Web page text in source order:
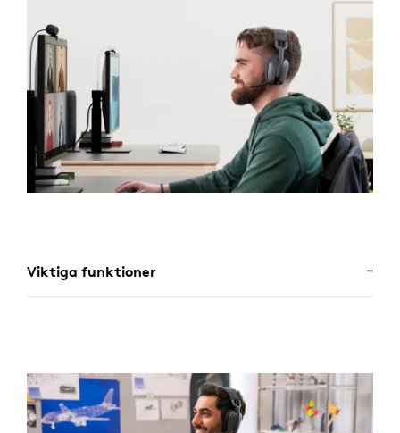
Viktiga funktioner